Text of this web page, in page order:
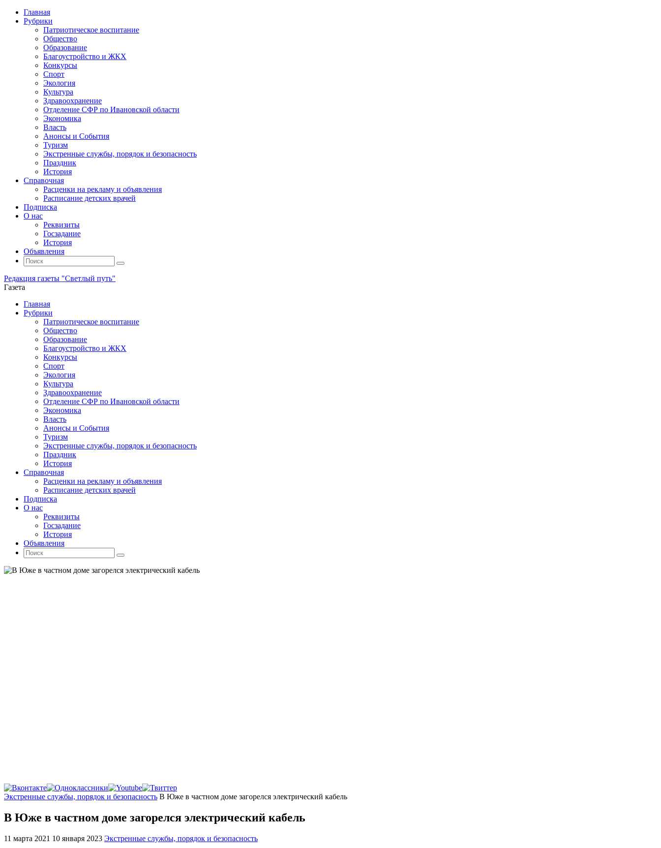
Главная
Рубрики
Патриотическое воспитание
Общество
Образование
Благоустройство и ЖКХ
Конкурсы
Спорт
Экология
Культура
Здравоохранение
Отделение СФР по Ивановской области
Экономика
Власть
Анонсы и События
Туризм
Экстренные службы, порядок и безопасность
Праздник
История
Справочная
Расценки на рекламу и объявления
Расписание детских врачей
Подписка
О нас
Реквизиты
Госзадание
История
Объявления
Поиск
Искать:
Поиск
Редакция газеты "Светлый путь"
Газета
Промотать
содержимому
Главная
Рубрики
Патриотическое воспитание
Общество
Образование
Благоустройство и ЖКХ
Конкурсы
Спорт
Экология
Культура
Здравоохранение
Отделение СФР по Ивановской области
Экономика
Власть
Анонсы и События
Туризм
Экстренные службы, порядок и безопасность
Праздник
История
Справочная
Расценки на рекламу и объявления
Расписание детских врачей
Подписка
О нас
Реквизиты
Госзадание
История
Объявления
Поиск
Искать:
Поиск
Главная
Экстренные службы, порядок и безопасность В Юже в частном доме загорелся электрический кабель
В Юже в частном доме загорелся электрический кабель
11 марта 2021 10 января 2023 Экстренные службы, порядок и безопасность